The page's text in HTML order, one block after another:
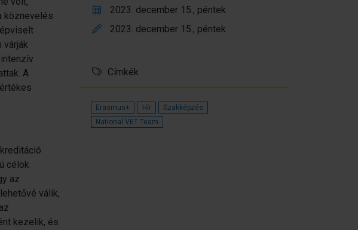
köznevelés
várják
A
célok
az
válik,
kezelik, és
2023. december 15., péntek
2023. december 15., péntek
Címkék
Erasmus+ Hír
Szakképzés
National VET Team